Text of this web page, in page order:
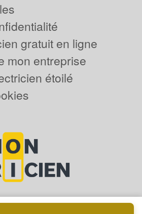
gratuit en ligne
mon entreprise
étoilé